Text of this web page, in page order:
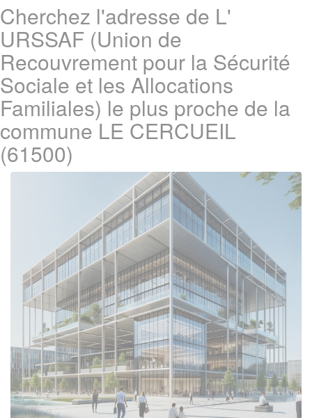
Cherchez l'adresse de L'
URSSAF (Union de
Recouvrement pour la Sécurité
Sociale et les Allocations
Familiales) le plus proche de la
commune LE CERCUEIL
(61500)